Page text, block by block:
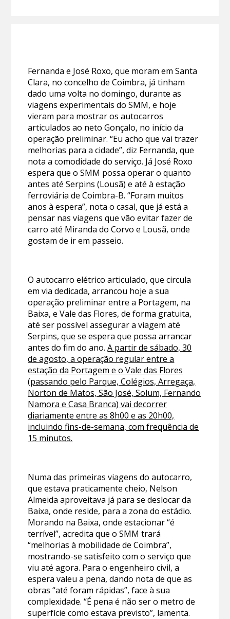
Fernanda e José Roxo, que moram em Santa
Clara, no concelho de Coimbra, já tinham
dado uma volta no domingo, durante as
viagens experimentais do SMM, e hoje
vieram para mostrar os autocarros
articulados ao neto Gonçalo, no início da
operação preliminar. “Eu acho que vai trazer
melhorias para a cidade”, diz Fernanda, que
nota a comodidade do serviço. Já José Roxo
espera que o SMM possa operar o quanto
antes até Serpins (Lousã) e até à estação
ferroviária de Coimbra-B. “Foram muitos
anos à espera”, nota o casal, que já está a
pensar nas viagens que vão evitar fazer de
carro até Miranda do Corvo e Lousã, onde
gostam de ir em passeio.
O autocarro elétrico articulado, que circula
em via dedicada, arrancou hoje a sua
operação preliminar entre a Portagem, na
Baixa, e Vale das Flores, de forma gratuita,
até ser possível assegurar a viagem até
Serpins, que se espera que possa arrancar
antes do fim do ano.A partir de sábado, 30
de agosto, a operação regular entre a
estação da Portagem e o Vale das Flores
(passando pelo Parque, Colégios, Arregaça,
Norton de Matos, São José, Solum, Fernando
Namora e Casa Branca) vai decorrer
diariamente entre as 8h00 e as 20h00,
incluindo fins-de-semana, com frequência de
15 minutos.
Numa das primeiras viagens do autocarro,
que estava praticamente cheio, Nelson
Almeida aproveitava já para se deslocar da
Baixa, onde reside, para a zona do estádio.
Morando na Baixa, onde estacionar “é
terrível”, acredita que o SMM trará
“melhorias à mobilidade de Coimbra”,
mostrando-se satisfeito com o serviço que
viu até agora. Para o engenheiro civil, a
espera valeu a pena, dando nota de que as
obras “até foram rápidas”, face à sua
complexidade. “É pena é não ser o metro de
superfície como estava previsto”, lamenta.